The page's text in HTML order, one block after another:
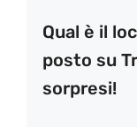
Qual è il
posto su
sorpresi!